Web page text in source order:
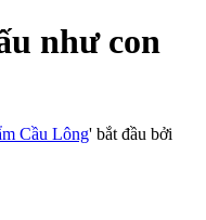
như con
Cầu Lông' bắt đầu bởi